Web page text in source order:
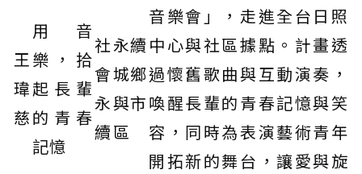
王
瑋
慈
用音
樂，拾
起長輩
的青春
記憶
社
會
永
續
永續
城鄉
與市
區
音樂會」，走進全台日照
中心與社區據點。計畫透
過懷舊歌曲與互動演奏，
喚醒長輩的青春記憶與笑
容，同時為表演藝術青年
開拓新的舞台，讓愛與旋